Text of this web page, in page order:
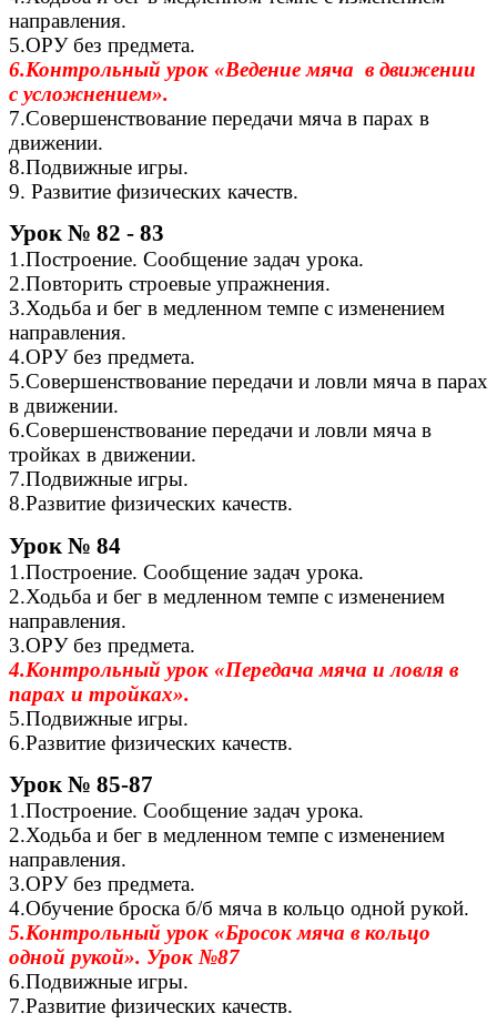
направления.
5.ОРУ без предмета.
6.Контрольный урок «Ведение мяча в движении
с усложнением».
7.Совершенствование передачи мяча в парах в
движении.
8.Подвижные игры.
9. Развитие физических качеств.
Урок № 82 - 83
1.Построение. Сообщение задач урока.
2.Повторить строевые упражнения.
3.Ходьба и бег в медленном темпе с изменением
направления.
4.ОРУ без предмета.
5.Совершенствование передачи и ловли мяча в парах
в движении.
6.Совершенствование передачи и ловли мяча в
тройках в движении.
7.Подвижные игры.
8.Развитие физических качеств.
Урок № 84
1.Построение. Сообщение задач урока.
2.Ходьба и бег в медленном темпе с изменением
направления.
3.ОРУ без предмета.
4.Контрольный урок «Передача мяча и ловля в
парах и тройках».
5.Подвижные игры.
6.Развитие физических качеств.
Урок № 85-87
1.Построение. Сообщение задач урока.
2.Ходьба и бег в медленном темпе с изменением
направления.
3.ОРУ без предмета.
4.Обучение броска б/б мяча в кольцо одной рукой.
5.Контрольный урок «Бросок мяча в кольцо
одной рукой». Урок №87
6.Подвижные игры.
7.Развитие физических качеств.